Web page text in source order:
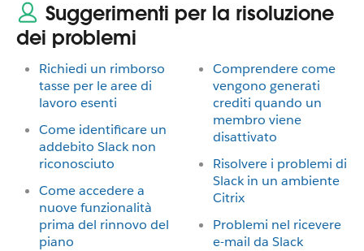
Suggerimenti per la risoluzione
dei problemi
Richiedi un rimborso
tasse per le aree di
lavoro esenti
Come identificare un
addebito Slack non
riconosciuto
Come accedere a
nuove funzionalità
prima del rinnovo del
piano
Comprendere come
vengono generati
crediti quando un
membro viene
disattivato
Risolvere i problemi di
Slack in un ambiente
Citrix
Problemi nel ricevere
e-mail da Slack